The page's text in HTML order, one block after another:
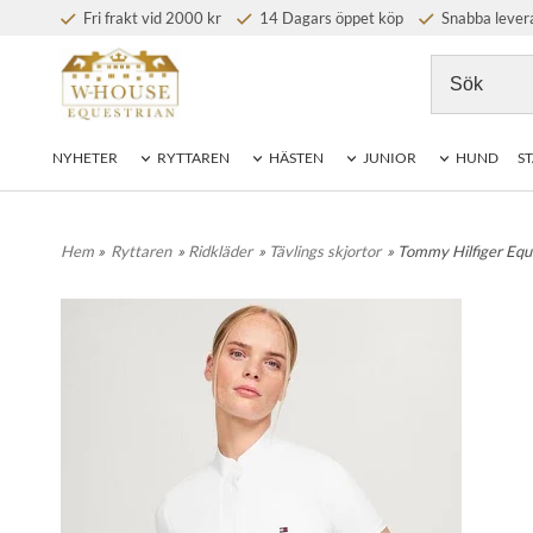
Fri frakt vid 2000 kr 14 Dagars öppet köp Snabba
NYHETER RYTTAREN HÄSTEN JUNIOR HUND
Hem » Ryttaren » Ridkläder » Tävlings skjortor » Tommy Hilfiger